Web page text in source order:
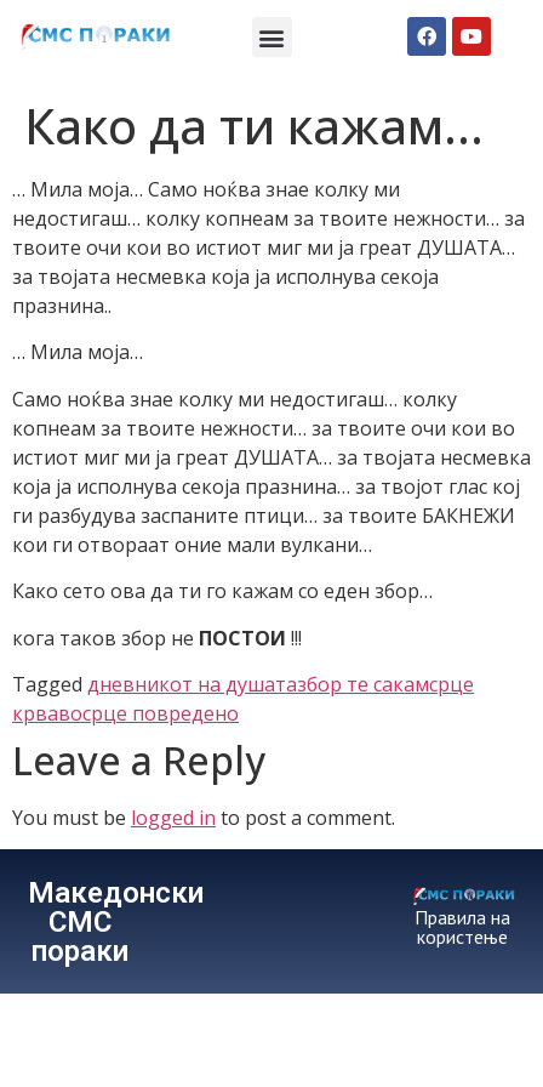
Како да ти кажам…
… Мила моја… Само нoќва знае колку ми
недостигаш… колку копнеам за твоите нежности… за
твоите очи кои во истиот миг ми ја греат ДУШАТА…
за твојата несмевка која ја исполнува секоја
празнина..
… Мила моја…
Само нoќва знае колку ми недостигаш… колку
копнеам за твоите нежности… за твоите очи кои во
истиот миг ми ја греат ДУШАТА… за твојата несмевка
која ја исполнува секоја празнина… за твојот глас кој
ги разбудува заспаните птици… за твоите БАКНЕЖИ
кои ги отвораат оние мали вулкани…
Како сето ова да ти го кажам со еден збор…
кога таков збор не ПОСТОИ !!!
Tagged дневникот на душатазбор те сакамсрце
крвавосрце повредено
Leave a Reply
You must be logged in to post a comment.
Македонски
СМС
пораки
Правила на
користење